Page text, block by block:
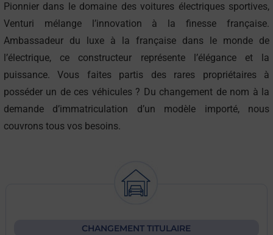
Pionnier dans le domaine des voitures électriques sportives,
Venturi mélange l’innovation à la finesse française.
Ambassadeur du luxe à la française dans le monde de
l’électrique, ce constructeur représente l’élégance et la
puissance. Vous faites partis des rares propriétaires à
posséder un de ces véhicules ? Du changement de nom à la
demande d’immatriculation d’un modèle importé, nous
couvrons tous vos besoins.
CHANGEMENT TITULAIRE